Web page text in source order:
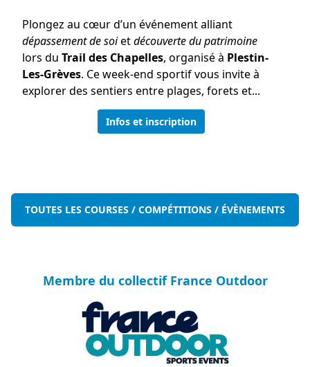
Plongez au cœur d’un événement alliant
dépassement de soietdécouverte du patrimoine
lors du Trail des Chapelles, organisé à Plestin-
Les-Grèves. Ce week-end sportif vous invite à
explorer des sentiers entre plages, forets et...
Infos et inscription
TOUTES LES COURSES / COMPÉTITIONS / ÉVÈNEMENTS
Membre du collectif France Outdoor